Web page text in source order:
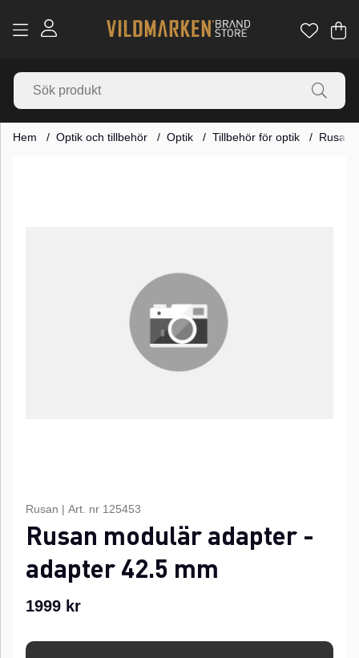
.
Hem Optik och tillbehör Optik Tillbehör för optik Rusan
Rusan | Art. nr 125453
Rusan modulär adapter -
adapter 42.5 mm
1999 kr